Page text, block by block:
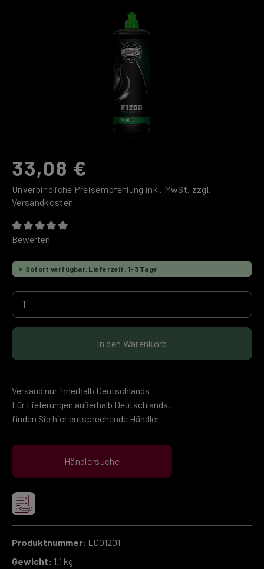
33,08 €
Unverbindliche Preisempfehlung inkl. MwSt. zzgl.
Versandkosten
Durchschnittliche Bewertung von 0 von 5 Sternen
Bewerten
Sofort verfügbar, Lieferzeit: 1-3 Tage
Produkt Anzahl: Gib den gewünschten Wert
In den Warenkorb
Versand nur innerhalb Deutschlands
Für Lieferungen außerhalb Deutschlands,
finden Sie hier entsprechende Händler
Händlersuche
Produktnummer: ECO1201
Gewicht: 1.1 kg